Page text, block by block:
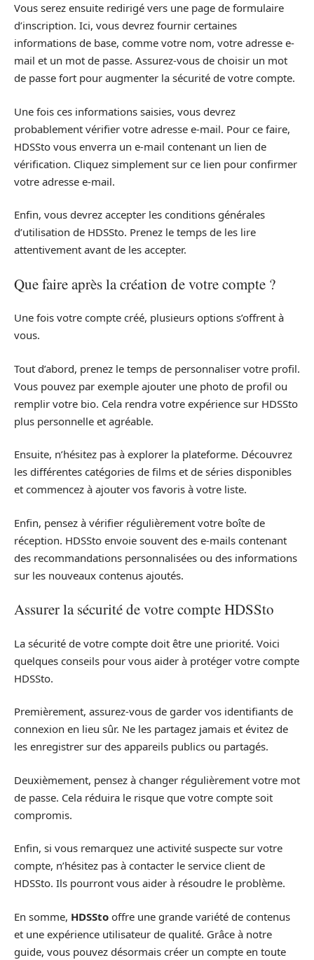
Vous serez ensuite redirigé vers une page de formulaire
d’inscription. Ici, vous devrez fournir certaines
informations de base, comme votre nom, votre adresse e-
mail et un mot de passe. Assurez-vous de choisir un mot
de passe fort pour augmenter la sécurité de votre compte.
Une fois ces informations saisies, vous devrez
probablement vérifier votre adresse e-mail. Pour ce faire,
HDSSto vous enverra un e-mail contenant un lien de
vérification. Cliquez simplement sur ce lien pour confirmer
votre adresse e-mail.
Enfin, vous devrez accepter les conditions générales
d’utilisation de HDSSto. Prenez le temps de les lire
attentivement avant de les accepter.
Que faire après la création de votre compte ?
Une fois votre compte créé, plusieurs options s’offrent à
vous.
Tout d’abord, prenez le temps de personnaliser votre profil.
Vous pouvez par exemple ajouter une photo de profil ou
remplir votre bio. Cela rendra votre expérience sur HDSSto
plus personnelle et agréable.
Ensuite, n’hésitez pas à explorer la plateforme. Découvrez
les différentes catégories de films et de séries disponibles
et commencez à ajouter vos favoris à votre liste.
Enfin, pensez à vérifier régulièrement votre boîte de
réception. HDSSto envoie souvent des e-mails contenant
des recommandations personnalisées ou des informations
sur les nouveaux contenus ajoutés.
Assurer la sécurité de votre compte HDSSto
La sécurité de votre compte doit être une priorité. Voici
quelques conseils pour vous aider à protéger votre compte
HDSSto.
Premièrement, assurez-vous de garder vos identifiants de
connexion en lieu sûr. Ne les partagez jamais et évitez de
les enregistrer sur des appareils publics ou partagés.
Deuxièmement, pensez à changer régulièrement votre mot
de passe. Cela réduira le risque que votre compte soit
compromis.
Enfin, si vous remarquez une activité suspecte sur votre
compte, n’hésitez pas à contacter le service client de
HDSSto. Ils pourront vous aider à résoudre le problème.
En somme, HDSSto offre une grande variété de contenus
et une expérience utilisateur de qualité. Grâce à notre
guide, vous pouvez désormais créer un compte en toute